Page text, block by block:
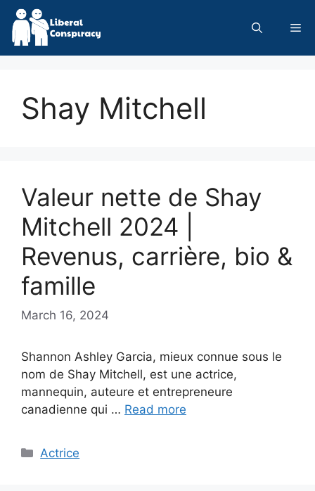
Skip
content
Shay Mitchell
Valeur nette de Shay
Mitchell 2024 |
Revenus, carrière, bio &
famille
March 16, 2024
Shannon Ashley Garcia, mieux connue sous le
nom de Shay Mitchell, est une actrice,
mannequin, auteure et entrepreneure
canadienne qui … Read more
Categories
Actrice